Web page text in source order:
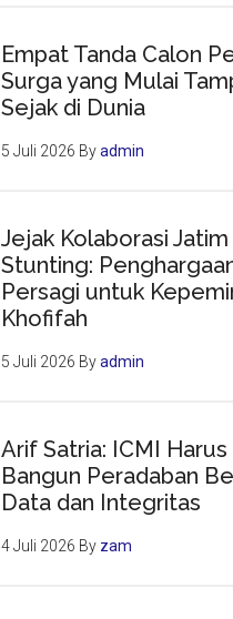
Empat Tanda Calon
Surga yang Mulai
Sejak di Dunia
5 Juli 2026 Byadmin
Jejak Kolaborasi Jatim
Stunting:
Persagi untuk
Khofifah
5 Juli 2026 Byadmin
Arif Satria: ICMI Harus
Bangun Peradaban
Data dan Integritas
4 Juli 2026 By zam